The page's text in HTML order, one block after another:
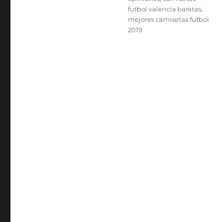
futbol valencia baratas,
mejores camisetas futbol
2019